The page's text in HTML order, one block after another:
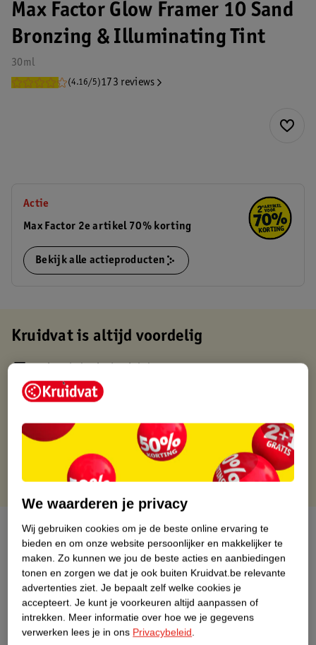
Max Factor Glow Framer 10 Sand
Bronzing & Illuminating Tint
30ml
(4.16/5)173 reviews
Actie
Max Factor 2e artikel 70% korting
Bekijk alle actieproducten
Kruidvat is altijd voordelig
Op werkdagen voor 22:00 uur besteld, volgende dag in huis
Gratis thuisbezorgd vanaf 50.00
Gratis punten met je Kruidvat kaart
Over dit product
Productinformatie
Etiketinformatie
We waarderen je privacy
Wij gebruiken cookies om je de beste online ervaring te
bieden en om onze website persoonlijker en makkelijker te
maken. Zo kunnen we jou de beste acties en aanbiedingen
tonen en zorgen we dat je ook buiten Kruidvat.be relevante
advertenties ziet. Je bepaalt zelf welke cookies je
accepteert. Je kunt je voorkeuren altijd aanpassen of
intrekken. Meer informatie over hoe we je gegevens
verwerken lees je in ons Privacybeleid.